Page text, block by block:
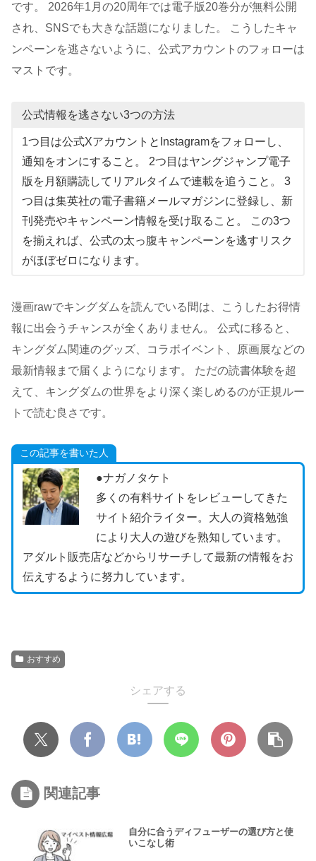
です。 2026年1月の20周年では電子版20巻分が無料公開
され、SNSでも大きな話題になりました。 こうしたキャ
ンペーンを逃さないように、公式アカウントのフォローは
マストです。
公式情報を逃さない3つの方法
1つ目は公式XアカウントとInstagramをフォローし、
通知をオンにすること。 2つ目はヤングジャンプ電子
版を月額購読してリアルタイムで連載を追うこと。 3
つ目は集英社の電子書籍メールマガジンに登録し、新
刊発売やキャンペーン情報を受け取ること。 この3つ
を揃えれば、公式の太っ腹キャンペーンを逃すリスク
がほぼゼロになります。
漫画rawでキングダムを読んでいる間は、こうしたお得情
報に出会うチャンスが全くありません。 公式に移ると、
キングダム関連のグッズ、コラボイベント、原画展などの
最新情報まで届くようになります。 ただの読書体験を超
えて、キングダムの世界をより深く楽しめるのが正規ルー
トで読む良さです。
この記事を書いた人
●ナガノタケト
多くの有料サイトをレビューしてきた
サイト紹介ライター。大人の資格勉強
により大人の遊びを熟知しています。
アダルト販売店などからリサーチして最新の情報をお
伝えするように努力しています。
おすすめ
シェアする
関連記事
自分に合うディフューザーの選び方と使
いこなし術